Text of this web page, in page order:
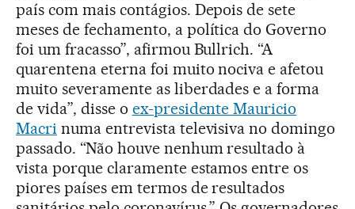
país com mais contágios. Depois de sete
meses de fechamento, a política do Governo
foi um fracasso”, afirmou Bullrich. “A
quarentena eterna foi muito nociva e afetou
muito severamente as liberdades e a forma
de vida”, disse o ex-presidente Mauricio
Macri numa entrevista televisiva no domingo
passado. “Não houve nenhum resultado à
vista porque claramente estamos entre os
piores países em termos de resultados